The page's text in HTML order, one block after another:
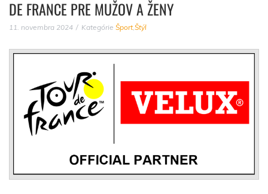
DE FRANCE PRE MUŽOV A ŽENY
11. novembra 2024 Kategórie Šport,Štýl